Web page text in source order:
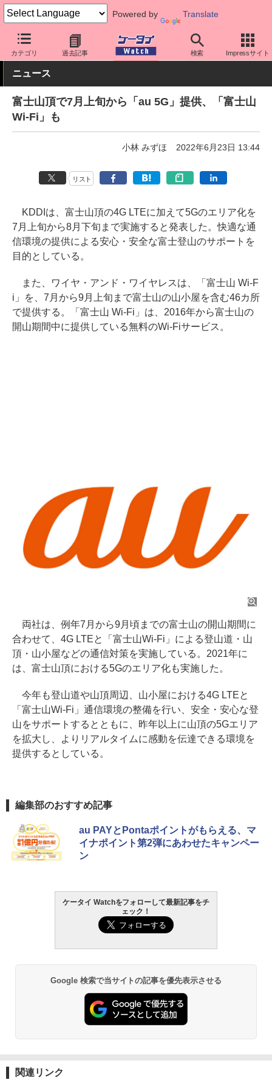
Powered by Translate
カテゴリ 過去記事 検索 Impressサイト
ケータイ Watch キャリア au サポート
ニュース
富士山頂で7月上旬から「au 5G」提供、「富士山
Wi-Fi」も
小林 みずほ 2022年6月23日 13:44
リスト
KDDIは、富士山頂の4G LTEに加えて5Gのエリア化を
7月上旬から8月下旬まで実施すると発表した。快適な通
信環境の提供による安心・安全な富士登山のサポートを
目的としている。
また、ワイヤ・アンド・ワイヤレスは、「富士山 Wi-F
i」を、7月から9月上旬まで富士山の山小屋を含む46カ所
で提供する。「富士山 Wi-Fi」は、2016年から富士山の
開山期間中に提供している無料のWi-Fiサービス。
両社は、例年7月から9月頃までの富士山の開山期間に
合わせて、4G LTEと「富士山Wi-Fi」による登山道・山
頂・山小屋などの通信対策を実施している。2021年に
は、富士山頂における5Gのエリア化も実施した。
今年も登山道や山頂周辺、山小屋における4G LTEと
「富士山Wi-Fi」通信環境の整備を行い、安全・安心な登
山をサポートするとともに、昨年以上に山頂の5Gエリア
を拡大し、よりリアルタイムに感動を伝達できる環境を
提供するとしている。
編集部のおすすめ記事
au PAYとPontaポイントがもらえる、マ
イナポイント第2弾にあわせたキャンペー
ン
ケータイ Watchをフォローして最新記事をチ
ェック！
Google 検索で当サイトの記事を優先表示させる
関連リンク